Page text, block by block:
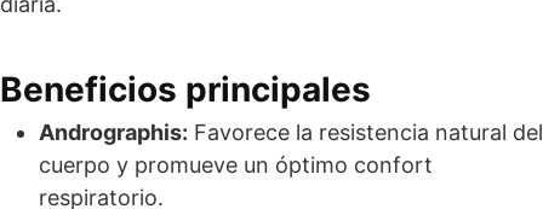
Beneficios principales
Andrographis: Favorece la resistencia natural del
cuerpo y promueve un óptimo confort
respiratorio.